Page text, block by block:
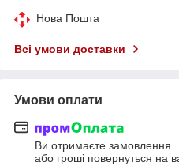
Нова Пошта
Всі умови доставки
Умови оплати
Ви отримаєте замовлення
або гроші повернуться на